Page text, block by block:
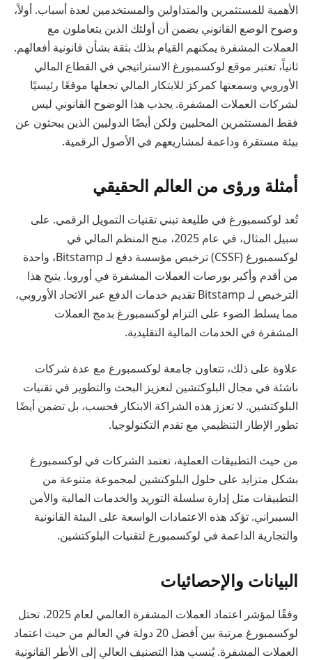
الأهمية للمستثمرين والمتداولين والمستخدمين لعدة أسباب. أولاً،
وضوح الوضع القانوني يضمن أن أولئك الذين يتعاملون مع
العملات المشفرة يمكنهم القيام بذلك بثقة بشأن قانونية أفعالهم.
ثانياً، تعتبر موقع لوكسمبورغ الاستراتيجي في القطاع المالي
الأوروبي وسمعتها كمركز للابتكار المالي تجعلها موقعًا رئيسيًا
لشركات العملات المشفرة. يجذب هذا الوضوح القانوني ليس
فقط المستثمرين المحليين ولكن أيضًا الدوليين الذين يبحثون عن
بيئة مستقرة وداعمة لمشاريعهم في الأصول الرقمية.
أمثلة ورؤى من العالم الحقيقي
تُعد لوكسمبورغ في طليعة تبني تقنيات التمويل الرقمي. على
سبيل المثال، في عام 2025، منح المنظم المالي في
لوكسمبورغ (CSSF) ترخيص مؤسسة دفع لـ Bitstamp، واحدة
من أقدم وأكبر بورصات العملات المشفرة في أوروبا. يتيح هذا
الترخيص لـ Bitstamp تقديم خدمات الدفع عبر الاتحاد الأوروبي،
مما يسلط الضوء على التزام لوكسمبورغ بدمج العملات
المشفرة في الخدمات المالية التقليدية.
علاوة على ذلك، تتعاون جامعة لوكسمبورغ مع عدة شركات
ناشئة في مجال البلوكتشين لتعزيز البحث والتطوير في تقنيات
البلوكتشين. لا تعزز هذه الشراكة الابتكار فحسب، بل تضمن أيضًا
تطور الإطار التنظيمي مع تقدم التكنولوجيا.
من حيث التطبيقات العملية، تعتمد الشركات في لوكسمبورغ
بشكل متزايد على حلول البلوكتشين لمجموعة متنوعة من
التطبيقات مثل إدارة سلسلة التوريد والخدمات المالية والأمن
السيبراني. تؤكد هذه الاعتمادات الواسعة على البيئة القانونية
والتجارية الداعمة في لوكسمبورغ لتقنيات البلوكتشين.
البيانات والإحصائيات
وفقًا لمؤشر اعتماد العملات المشفرة العالمي لعام 2025، تحتل
لوكسمبورغ مرتبة بين أفضل 20 دولة في العالم من حيث اعتماد
العملات المشفرة. يُنسب هذا التصنيف العالي إلى الأطر القانونية